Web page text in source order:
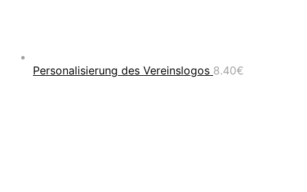
Personalisierung des Vereinslogos 8.40€